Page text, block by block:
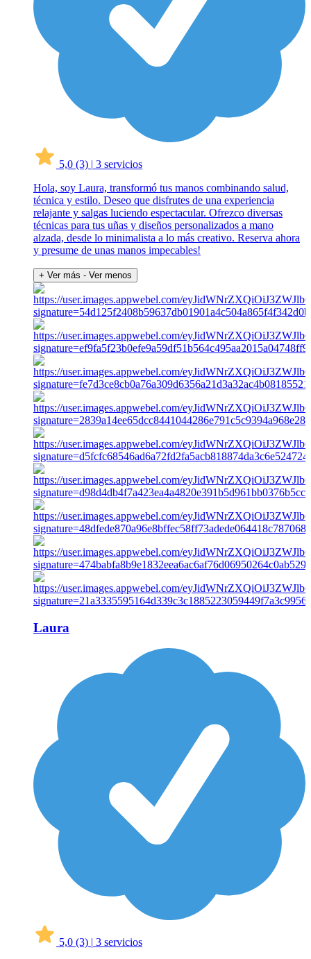
5,0 (3) | 3 servicios
Hola, soy Laura, transformó tus manos combinando salud,
técnica y estilo. Deseo que disfrutes de una experiencia
relajante y salgas luciendo espectacular. Ofrezco diversas
técnicas para tus uñas y diseños personalizados a mano
alzada, desde lo minimalista a lo más creativo. Reserva ahora
y presume de unas manos impecables!
+ Ver más - Ver menos
Laura
5,0 (3) | 3 servicios